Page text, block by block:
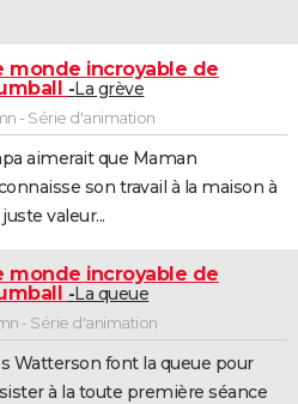
monde incroyable de
La grève
- Série d'animation
aimerait que Maman
son travail à la maison à
valeur...
monde incroyable de
La queue
- Série d'animation
Watterson font la queue pour
à la toute première séance